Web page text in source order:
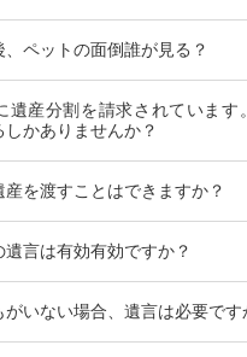
ペットの面倒誰が見る？
遺産分割を請求されています
かありませんか？
産を渡すことはできますか？
言は有効有効ですか？
がいない場合、遺言は必要です